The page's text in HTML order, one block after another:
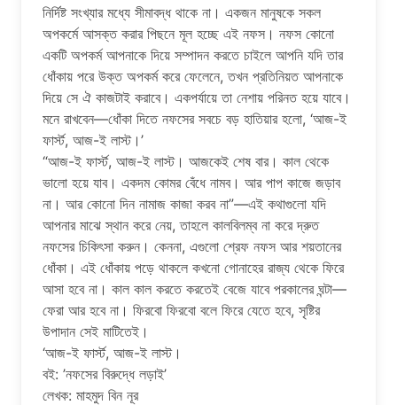
নির্দিষ্ট সংখ্যার মধ্যে সীমাবদ্ধ থাকে না। একজন মানুষকে সকল
অপকর্মে আসক্ত করার পিছনে মূল হচ্ছে এই নফস। নফস কোনো
একটি অপকর্ম আপনাকে দিয়ে সম্পাদন করতে চাইলে আপনি যদি তার
ধোঁকায় পরে উক্ত অপকর্ম করে ফেলেনে, তখন প্রতিনিয়ত আপনাকে
দিয়ে সে ঐ কাজটাই করাবে। একপর্যায়ে তা নেশায় পরিনত হয়ে যাবে।
মনে রাখবেন—ধোঁকা দিতে নফসের সবচে বড় হাতিয়ার হলো, ‘আজ-ই
ফার্স্ট, আজ-ই লাস্ট।’
“আজ-ই ফার্স্ট, আজ-ই লাস্ট। আজকেই শেষ বার। কাল থেকে
ভালো হয়ে যাব। একদম কোমর বেঁধে নামব। আর পাপ কাজে জড়াব
না। আর কোনো দিন নামাজ কাজা করব না”—এই কথাগুলো যদি
আপনার মাঝে স্থান করে নেয়, তাহলে কালবিলম্ব না করে দ্রুত
নফসের চিকিৎসা করুন। কেননা, এগুলো শ্রেফ নফস আর শয়তানের
ধোঁকা। এই ধোঁকায় পড়ে থাকলে কখনো গোনাহের রাজ্য থেকে ফিরে
আসা হবে না। কাল কাল করতে করতেই বেজে যাবে পরকালের ঘন্টা—
ফেরা আর হবে না। ফিরবো ফিরবো বলে ফিরে যেতে হবে, সৃষ্টির
উপাদান সেই মাটিতেই।
‘আজ-ই ফার্স্ট, আজ-ই লাস্ট।
ব‌ই: ’নফসের বিরুদ্ধে লড়াই’
লেখক: মাহমুদ বিন নূর